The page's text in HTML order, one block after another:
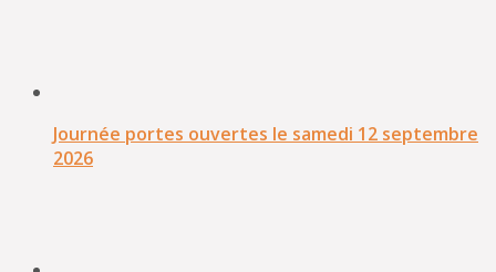
Journée portes ouvertes le samedi 12 septembre
2026